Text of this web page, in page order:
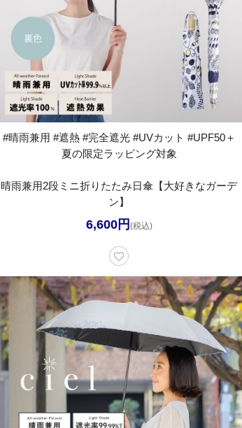
#晴雨兼用 #遮熱 #完全遮光 #UVカット #UPF50＋
夏の限定ラッピング対象
晴雨兼用2段ミニ折りたたみ日傘【大好きなガーデ
ン】
6,600円 (税込)